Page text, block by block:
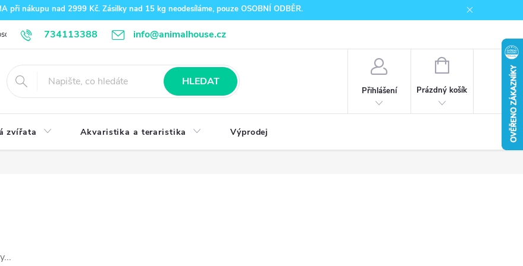
při nákupu nad 2999 Kč. Zásilky nad 15 kg neodesíláme, pouze OSOBNÍ ODBĚR.
734113388 info@animalhouse.cz
údajů Doprava a platba Kontakty
HLEDAT
Přihlášení
NÁKUPNÍ
Prázdný košík
zvířata Akvaristika a teraristika Výprodej